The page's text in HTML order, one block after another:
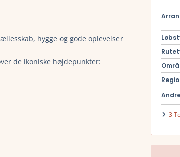
hygge og gode oplevelser
de ikoniske højdepunkter:
3